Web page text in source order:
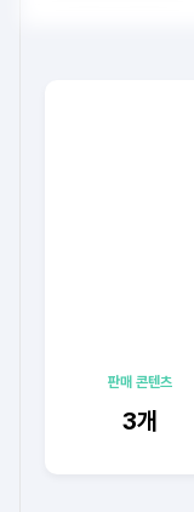
판매 콘텐츠
3개